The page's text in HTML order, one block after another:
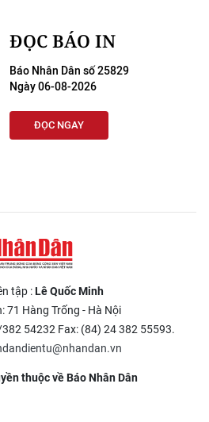
ĐỌC BÁO IN
Báo Nhân Dân số 25829
Ngày 06-08-2026
ĐỌC NGAY
tập :Lê Quốc Minh
71 Hàng Trống - Hà Nội
54232 Fax: (84) 24 382 55593.
thuộc về Báo Nhân Dân